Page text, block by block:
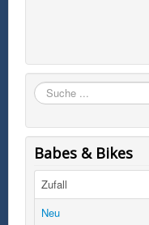
Suchen
Babes & Bikes
Zufall
Neu